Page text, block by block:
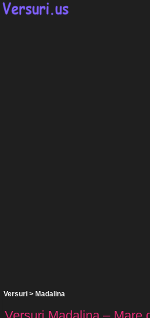
Versuri > Madalina